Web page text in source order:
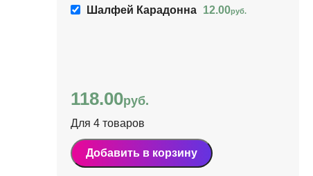
Шалфей Карадонна
руб.
Артикул:
19487
Шалфей Карадонна 12.00руб.
118.00руб.
Для 4 товаров
Добавить в корзину